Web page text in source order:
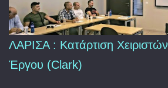
ΛΑΡΙΣΑ : Κατάρτιση
Έργου (Clark)